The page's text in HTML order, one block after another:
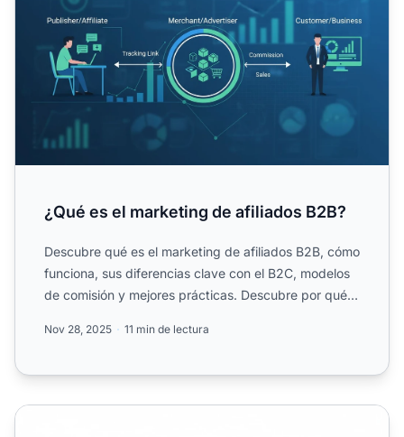
¿Qué es el marketing de afiliados B2B?
Descubre qué es el marketing de afiliados B2B, cómo
funciona, sus diferencias clave con el B2C, modelos
de comisión y mejores prácticas. Descubre por qué
Nov 28, 2025 11 min de lectura
¿Funciona el marketing de afiliación para SaaS B2B?